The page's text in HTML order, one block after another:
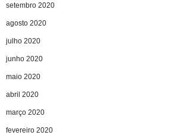
setembro 2020
agosto 2020
julho 2020
junho 2020
maio 2020
abril 2020
março 2020
fevereiro 2020